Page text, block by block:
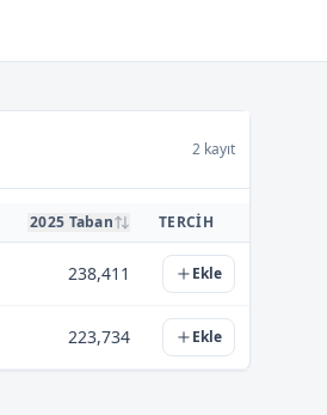
2 kayıt
2025 Taban TERCIH
238,411 Ekle
223,734 Ekle